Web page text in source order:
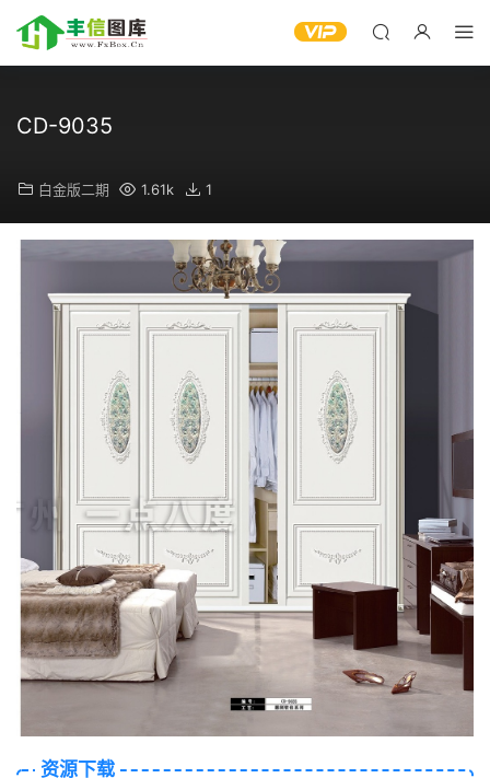
CD-9035
白金版二期 1.61k 1
资源下载